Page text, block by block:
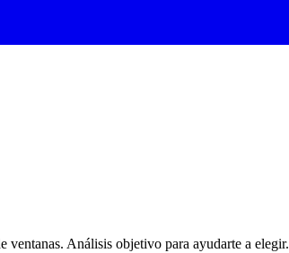
ventanas. Análisis objetivo para ayudarte a elegir.